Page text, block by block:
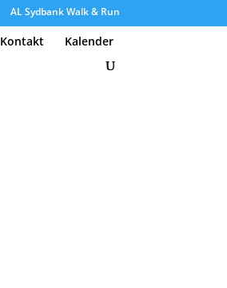
AL Sydbank Walk & Run
Kontakt Kalender